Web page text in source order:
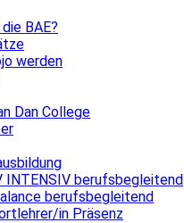
BAE?
werden
Dan College
INTENSIV berufsbegleitend
berufsbegleitend
in Präsenz